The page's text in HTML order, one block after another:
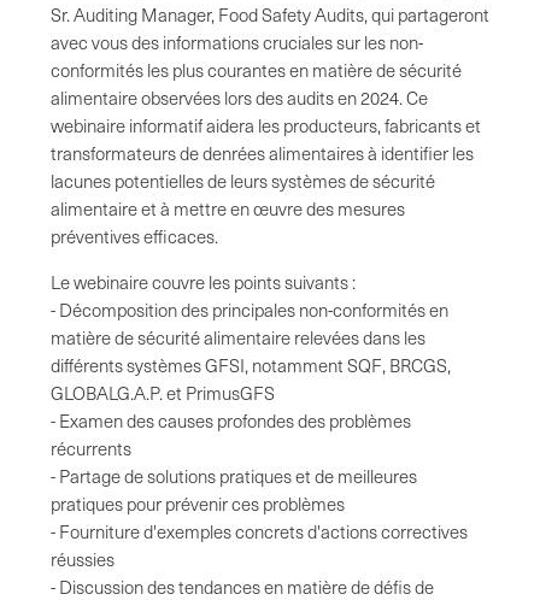
Sr. Auditing Manager, Food Safety Audits, qui partageront
avec vous des informations cruciales sur les non-
conformités les plus courantes en matière de sécurité
alimentaire observées lors des audits en 2024. Ce
webinaire informatif aidera les producteurs, fabricants et
transformateurs de denrées alimentaires à identifier les
lacunes potentielles de leurs systèmes de sécurité
alimentaire et à mettre en œuvre des mesures
préventives efficaces.
Le webinaire couvre les points suivants :
- Décomposition des principales non-conformités en
matière de sécurité alimentaire relevées dans les
différents systèmes GFSI, notamment SQF, BRCGS,
GLOBALG.A.P. et PrimusGFS
- Examen des causes profondes des problèmes
récurrents
- Partage de solutions pratiques et de meilleures
pratiques pour prévenir ces problèmes
- Fourniture d'exemples concrets d'actions correctives
réussies
- Discussion des tendances en matière de défis de